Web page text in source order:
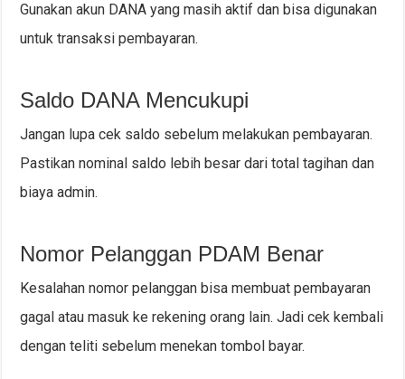
Gunakan akun DANA yang masih aktif dan bisa digunakan
untuk transaksi pembayaran.
Saldo DANA Mencukupi
Jangan lupa cek saldo sebelum melakukan pembayaran.
Pastikan nominal saldo lebih besar dari total tagihan dan
biaya admin.
Nomor Pelanggan PDAM Benar
Kesalahan nomor pelanggan bisa membuat pembayaran
gagal atau masuk ke rekening orang lain. Jadi cek kembali
dengan teliti sebelum menekan tombol bayar.